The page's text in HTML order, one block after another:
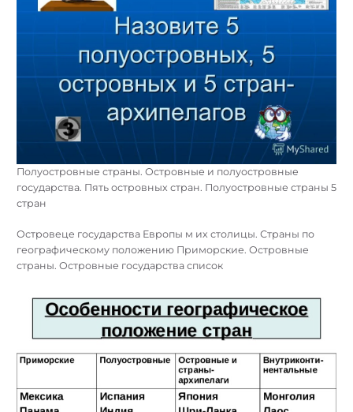
Полуостровные страны. Островные и полуостровные
государства. Пять островных стран. Полуостровные страны 5
стран
Островеце государства Европы м их столицы. Страны по
географическому положению Приморские. Островные
страны. Островные государства список